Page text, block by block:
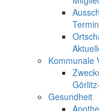
Kommunale
Gesundheit